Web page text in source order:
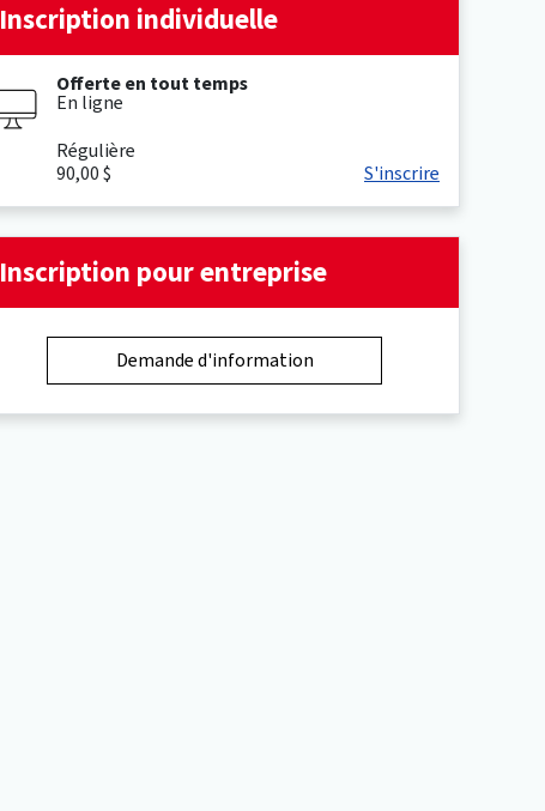
Inscription individuelle
Offerte en tout temps
En ligne
Régulière
90,00 $
S'inscrire
Inscription pour entreprise
Demande d'information